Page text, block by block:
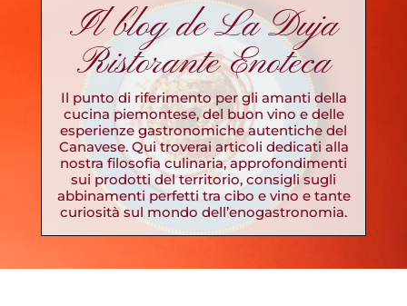
Il blog de La Duja
Ristorante Enoteca
Il punto di riferimento per gli amanti della
cucina piemontese, del buon vino e delle
esperienze gastronomiche autentiche del
Canavese. Qui troverai articoli dedicati alla
nostra filosofia culinaria, approfondimenti
sui prodotti del territorio, consigli sugli
abbinamenti perfetti tra cibo e vino e tante
curiosità sul mondo dell’enogastronomia.